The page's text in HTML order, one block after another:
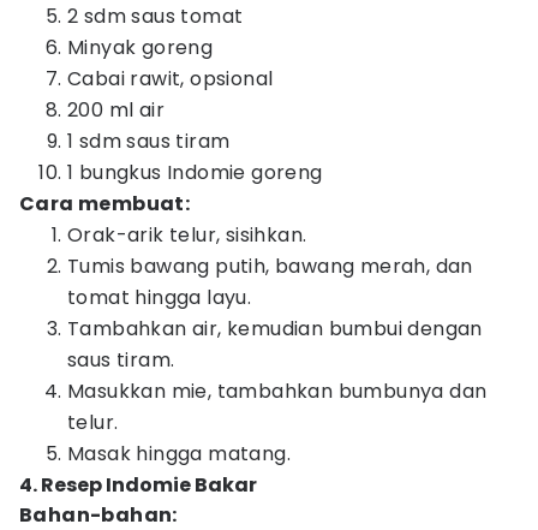
2 sdm saus tomat
Minyak goreng
Cabai rawit, opsional
200 ml air
1 sdm saus tiram
1 bungkus Indomie goreng
Cara membuat:
Orak-arik telur, sisihkan.
Tumis bawang putih, bawang merah, dan
tomat hingga layu.
Tambahkan air, kemudian bumbui dengan
saus tiram.
Masukkan mie, tambahkan bumbunya dan
telur.
Masak hingga matang.
4. Resep Indomie Bakar
Bahan-bahan: